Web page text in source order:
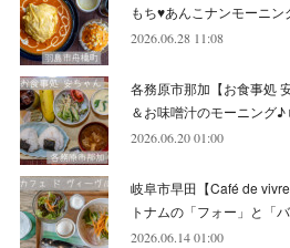
もち♥あんこナンモーニ
2026.06.28 11:08
各務原市那加【お食事処
＆お味噌汁のモーニング
2026.06.20 01:00
岐阜市早田【Café de
トナムの「フォー」と「
2026.06.14 01:00